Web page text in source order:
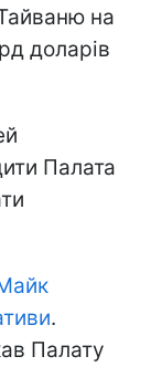
на
доларів
Палата
.
Палату